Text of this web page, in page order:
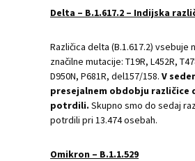
Delta – B.1.617.2 – Indijska
Različica delta (B.1.617.2) vsebuje
značilne mutacije: T19R, L452R,
D950N, P681R, del157/158. V
presejalnem obdobju različice
potrdili. Skupno smo do sedaj
potrdili pri 13.474 osebah.
Omikron – B.1.1.529